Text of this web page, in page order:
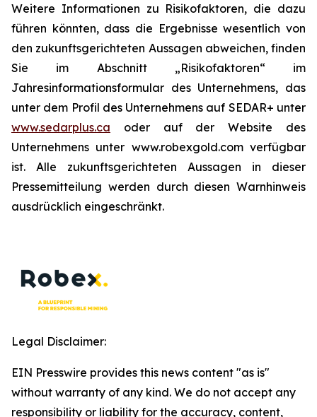
Weitere Informationen zu Risikofaktoren, die dazu
führen könnten, dass die Ergebnisse wesentlich von
den zukunftsgerichteten Aussagen abweichen, finden
Sie im Abschnitt „Risikofaktoren“ im
Jahresinformationsformular des Unternehmens, das
unter dem Profil des Unternehmens auf SEDAR+ unter
www.sedarplus.ca oder auf der Website des
Unternehmens unter www.robexgold.com verfügbar
ist. Alle zukunftsgerichteten Aussagen in dieser
Pressemitteilung werden durch diesen Warnhinweis
ausdrücklich eingeschränkt.
Legal Disclaimer:
EIN Presswire provides this news content "as is"
without warranty of any kind. We do not accept any
responsibility or liability for the accuracy, content,